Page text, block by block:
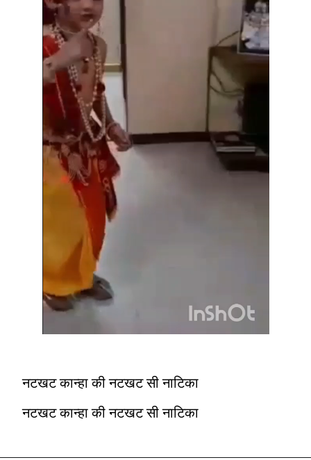
नटखट कान्हा की नटखट सी नाटिका
नटखट कान्हा की नटखट सी नाटिका